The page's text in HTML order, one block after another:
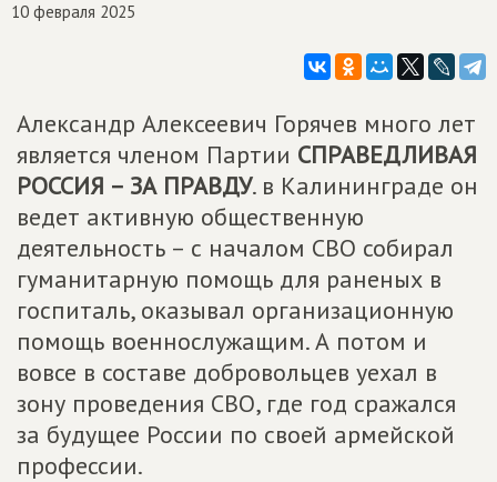
10 февраля 2025
Александр Алексеевич Горячев много лет
является членом Партии СПРАВЕДЛИВАЯ
РОССИЯ – ЗА ПРАВДУ. в Калининграде он
ведет активную общественную
деятельность – с началом СВО собирал
гуманитарную помощь для раненых в
госпиталь, оказывал организационную
помощь военнослужащим. А потом и
вовсе в составе добровольцев уехал в
зону проведения СВО, где год сражался
за будущее России по своей армейской
профессии.